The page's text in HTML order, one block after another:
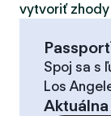
vytvoriť zhody
Spoj sa s
Los